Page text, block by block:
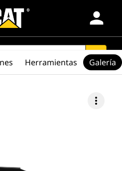
person
search
more_vert
Herramientas Galería